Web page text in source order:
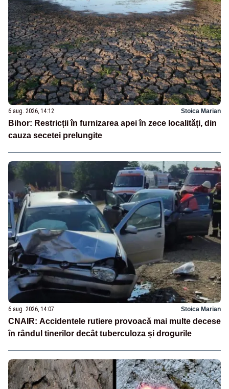
6 aug. 2026, 14:12 Stoica Marian
Bihor: Restricții în furnizarea apei în zece localități, din
cauza secetei prelungite
6 aug. 2026, 14:07 Stoica Marian
CNAIR: Accidentele rutiere provoacă mai multe decese
în rândul tinerilor decât tuberculoza și drogurile